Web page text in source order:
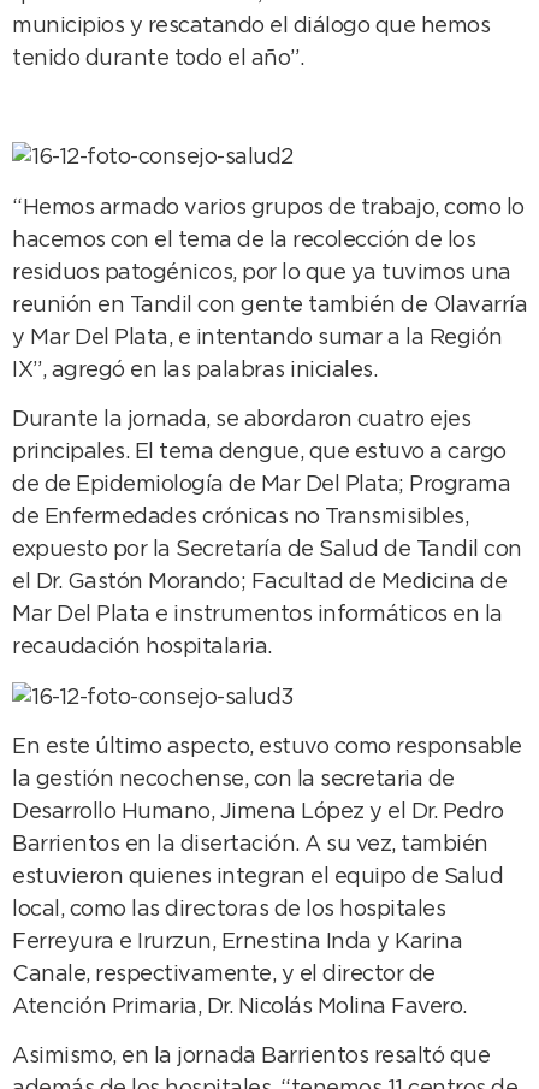
municipios y rescatando el diálogo que hemos
tenido durante todo el año”.
“Hemos armado varios grupos de trabajo, como lo
hacemos con el tema de la recolección de los
residuos patogénicos, por lo que ya tuvimos una
reunión en Tandil con gente también de Olavarría
y Mar Del Plata, e intentando sumar a la Región
IX”, agregó en las palabras iniciales.
Durante la jornada, se abordaron cuatro ejes
principales. El tema dengue, que estuvo a cargo
de de Epidemiología de Mar Del Plata; Programa
de Enfermedades crónicas no Transmisibles,
expuesto por la Secretaría de Salud de Tandil con
el Dr. Gastón Morando; Facultad de Medicina de
Mar Del Plata e instrumentos informáticos en la
recaudación hospitalaria.
En este último aspecto, estuvo como responsable
la gestión necochense, con la secretaria de
Desarrollo Humano, Jimena López y el Dr. Pedro
Barrientos en la disertación. A su vez, también
estuvieron quienes integran el equipo de Salud
local, como las directoras de los hospitales
Ferreyura e Irurzun, Ernestina Inda y Karina
Canale, respectivamente, y el director de
Atención Primaria, Dr. Nicolás Molina Favero.
Asimismo, en la jornada Barrientos resaltó que